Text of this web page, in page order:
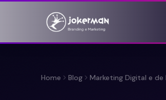
Home Blog Marketing Digital e de